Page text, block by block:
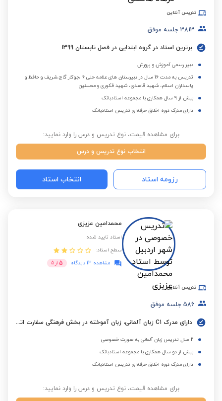
تدریس آنلاین
3813 جلسه موفق
برترین استاد در گروه ابتدایی در فصل تابستان 1399
دبیر رسمی آموزش و پرورش
تدریس به مدت 16 سال در دبیرستان های علامه حلی 6 ،جوکار گاج،شریف و حافظ و
پاسداران اسلام، شهید قاصدی، شهید فکوری و محسنین
بیش از 9 سال همکاری با مجموعه استادبانک
دارای مدرک دوره اخلاق حرفه‌ای تدریس استادبانک
برای مشاهده قیمت، نوع تدریس و درس را وارد نمایید:
انتخاب نوع تدریس و درس
رزومه استاد انتخاب استاد
محمدامین عزیزی
استاد تایید شده
سطح استاد:
مشاهده 13 دیدگاه
5 از 5
تدریس آنلاین
586 جلسه موفق
دارای مدرک C1 زبان آلمانی، زبان آموخته در بخش فرهنگی سفارت اتریش (ÖKF) با نمرات ترمیک ممتاز
2 سال تدریس زبان آلمانی به صورت خصوصی
بیش از دو سال همکاری با مجموعه استادبانک
دارای مدرک دوره اخلاق حرفه‌ای تدریس استادبانک
برای مشاهده قیمت، نوع تدریس و درس را وارد نمایید: